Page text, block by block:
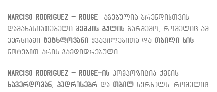
Narciso Rodriguez – Rouge
აგებულია ბრენდისთვის
დამახასიათებელი მუშკის გულის გარშემო, რომელიც ამ
ვერსიაში ცეცხლოვანი ყვავილებითა და თბილი ხის
ნოტებით არის გამდიდრებული.
Narciso Rodriguez – Rouge-ის კომპოზიცია ქმნის
ხავერდოვან
პუდრისებრ და თბილ სურნელს, რომელიც